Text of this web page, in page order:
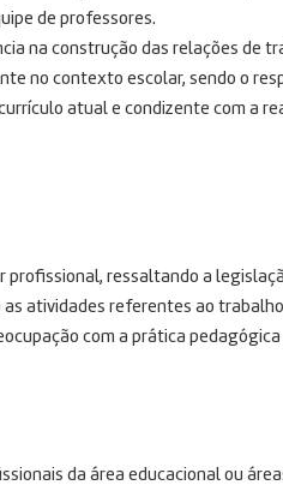
de professores.
na construção das relações de
no contexto escolar, sendo o
atual e condizente com a
ressaltando a
as atividades referentes ao
com a prática pedagógica
da área educacional ou